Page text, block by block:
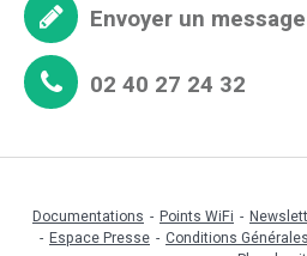
Envoyer un message
02 40 27 24 32
Documentations Points WiFi
Espace Presse
Conditions